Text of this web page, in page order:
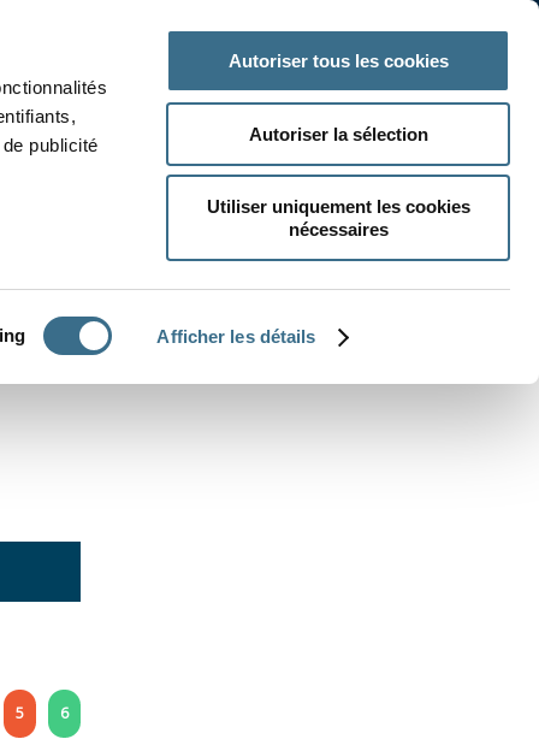
publicité
Afficher les détails
Autoriser tous les cookies
Autoriser la sélection
Utiliser uniquement les cookies
nécessaires
5 6